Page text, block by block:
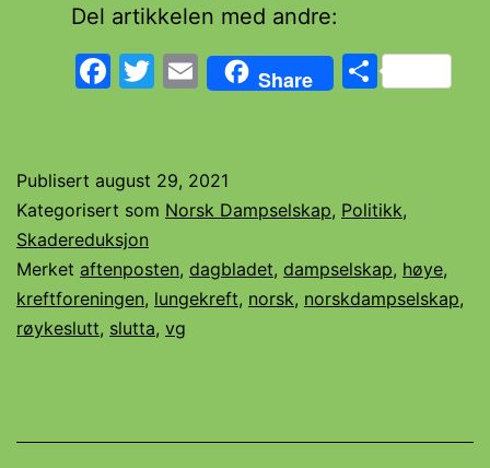
Del artikkelen med andre:
Facebook
Twitter
EmailShare Share
Publisert august 29, 2021
Kategorisert som Norsk Dampselskap, Politikk,
Skadereduksjon
Merket aftenposten, dagbladet, dampselskap, høye,
kreftforeningen, lungekreft, norsk, norskdampselskap,
røykeslutt, slutta, vg